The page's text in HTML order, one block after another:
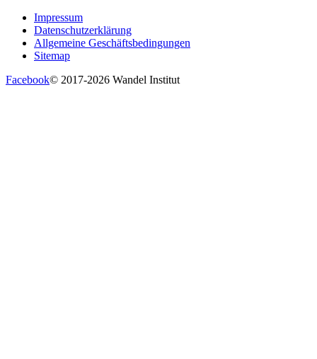
Impressum
Datenschutzerklärung
Allgemeine Geschäftsbedingungen
Sitemap
Facebook© 2017-2026 Wandel Institut